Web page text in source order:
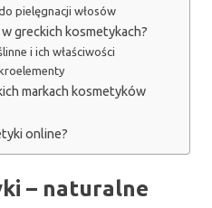
pielęgnacji włosów
greckich kosmetykach?
i ich właściwości
markach kosmetyków
online?
– naturalne